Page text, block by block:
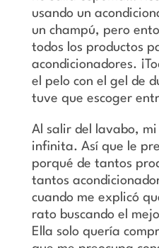
usando un
un champú, pero
todos los productos
acondicionadores.
el pelo con el gel de
tuve que escoger
Al salir del lavabo,
infinita. Así que le
porqué de tantos
tantos
cuando me explicó
rato buscando el
Ella solo quería